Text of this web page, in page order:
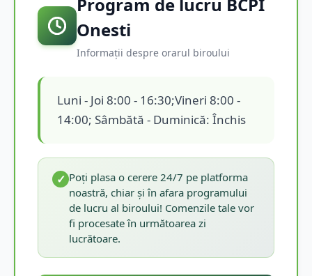
Onesti
Informații despre orarul biroului
Luni - Joi 8:00 - 16:30;Vineri 8:00 -
14:00; Sâmbătă - Duminică: Închis
✓ Poți plasa o cerere 24/7 pe platforma
noastră, chiar și în afara programului
de lucru al biroului! Comenzile tale vor
fi procesate în următoarea zi
lucrătoare.